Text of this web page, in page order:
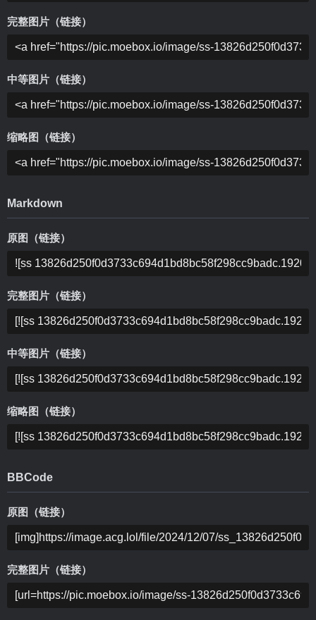
完整图片（链接）
中等图片（链接）
缩略图（链接）
Markdown
原图（链接）
完整图片（链接）
中等图片（链接）
缩略图（链接）
BBCode
原图（链接）
完整图片（链接）